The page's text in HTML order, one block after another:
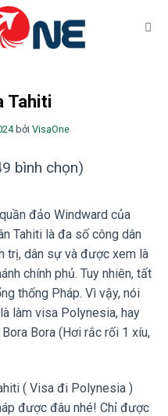
Tahiti
bởi VisaOne
bình chọn)
đảo Windward của
Tahiti là đa số công dân
trị, dân sự và được xem là
chính phủ. Tuy nhiên, tất
thống Pháp. Vì vậy, nói
làm visa Polynesia, hay
Bora (Hơi rắc rối 1 xíu,
( Visa đi Polynesia )
được đâu nhé! Chỉ được